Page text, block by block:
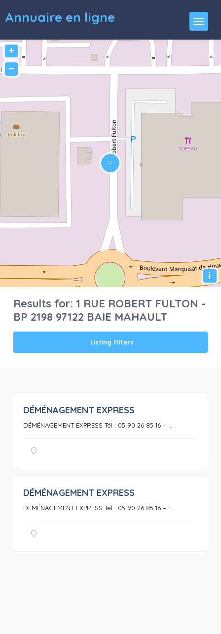
Annuaire en ligne
+
−
i
Results for:1 RUE ROBERT FULTON -
BP 2198 97122 BAIE MAHAULT
Listing Filters
DÉMÉNAGEMENT EXPRESS
DÉMÉNAGEMENT EXPRESS Tél : 05 90 26 85 16 – ...
DÉMÉNAGEMENT EXPRESS
DÉMÉNAGEMENT EXPRESS Tél : 05 90 26 85 16 – ...